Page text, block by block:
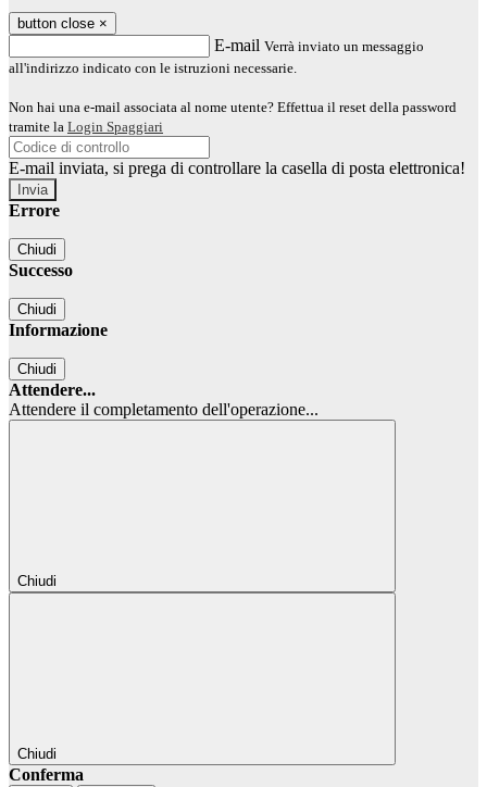
button close ×
E-mail Verrà inviato un messaggio
all'indirizzo indicato con le istruzioni necessarie.
Non hai una e-mail associata al nome utente? Effettua il reset della password
tramite la Login Spaggiari
E-mail inviata, si prega di controllare la casella di posta elettronica!
Errore
Chiudi
Successo
Chiudi
Informazione
Chiudi
Attendere...
Attendere il completamento dell'operazione...
Chiudi
Chiudi
Conferma